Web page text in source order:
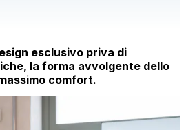
esclusivo priva di
la forma avvolgente dello
comfort.